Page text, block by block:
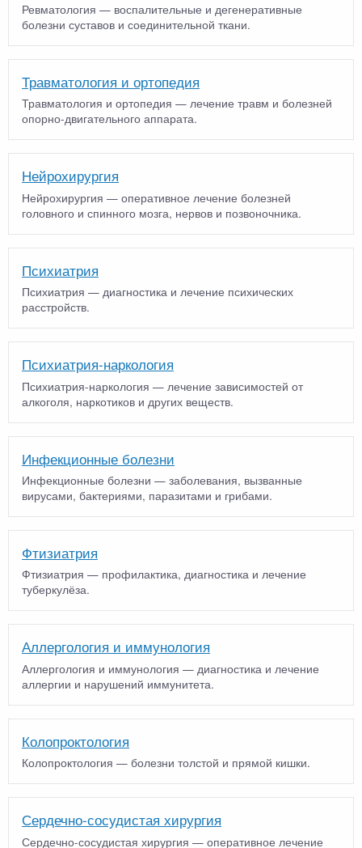
Ревматология — воспалительные и дегенеративные
болезни суставов и соединительной ткани.
Травматология и ортопедия
Травматология и ортопедия — лечение травм и болезней
опорно-двигательного аппарата.
Нейрохирургия
Нейрохирургия — оперативное лечение болезней
головного и спинного мозга, нервов и позвоночника.
Психиатрия
Психиатрия — диагностика и лечение психических
расстройств.
Психиатрия-наркология
Психиатрия-наркология — лечение зависимостей от
алкоголя, наркотиков и других веществ.
Инфекционные болезни
Инфекционные болезни — заболевания, вызванные
вирусами, бактериями, паразитами и грибами.
Фтизиатрия
Фтизиатрия — профилактика, диагностика и лечение
туберкулёза.
Аллергология и иммунология
Аллергология и иммунология — диагностика и лечение
аллергии и нарушений иммунитета.
Колопроктология
Колопроктология — болезни толстой и прямой кишки.
Сердечно-сосудистая хирургия
Сердечно-сосудистая хирургия — оперативное лечение